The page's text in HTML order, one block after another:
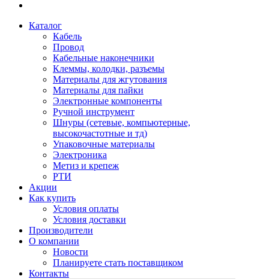
Каталог
Кабель
Провод
Кабельные наконечники
Клеммы, колодки, разъемы
Материалы для жгутования
Материалы для пайки
Электронные компоненты
Ручной инструмент
Шнуры (сетевые, компьютерные,
высокочастотные и тд)
Упаковочные материалы
Электроника
Метиз и крепеж
РТИ
Акции
Как купить
Условия оплаты
Условия доставки
Производители
О компании
Новости
Планируете стать поставщиком
Контакты